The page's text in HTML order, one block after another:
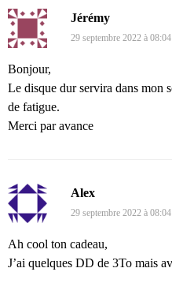
Jérémy
29 septembre 2022 à 08:04
Bonjour,
Le disque dur servira dans mon
de fatigue.
Merci par avance
Alex
29 septembre 2022 à 08:04
Ah cool ton cadeau,
J’ai quelques DD de 3To mais